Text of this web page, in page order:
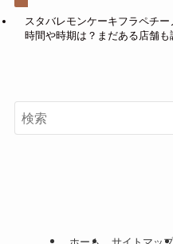
スタバレモンケーキフラペチ
時間や時期は？まだある店舗も